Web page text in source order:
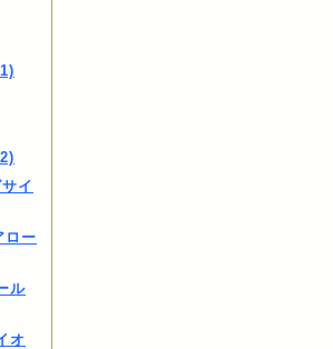
イ
ロー
ル
オ